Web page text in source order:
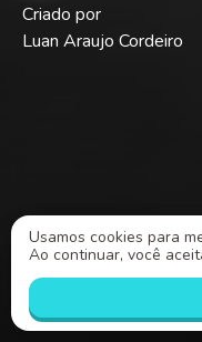
Criado por
Luan Araujo Cordeiro
Usamos cookies para
Ao continuar, você